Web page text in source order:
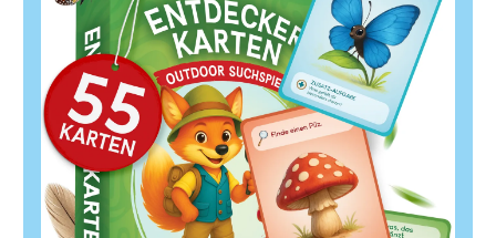
Relevanz und Nutzererfahrung, nicht nur nach
Keyword-Dichte.
Technische SEO wird komplexer:Ladezeiten,
strukturierte Daten und Mobile-First sind wichtiger
denn je.
Personalisierung gewinnt:KI passt Suchergebnisse
individuell an – Longtail Keywords werden
entscheidend.
Automatisierung hilft:KI-gestützte SEO Tools
sparen Zeit und liefern präzise Analysen.